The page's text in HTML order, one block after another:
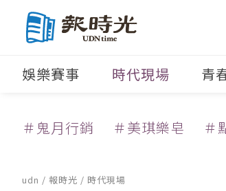
娛樂賽事 時代現場 青
＃鬼月行銷 ＃美琪樂皂 ＃
udn / 報時光 / 時代現場